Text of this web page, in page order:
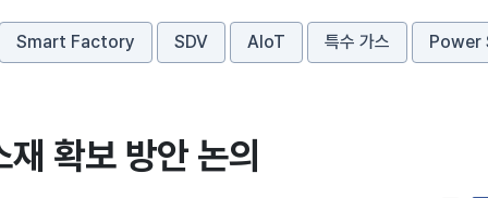
Smart Factory SDV AIoT 특수 가스 Power
확보 방안 논의